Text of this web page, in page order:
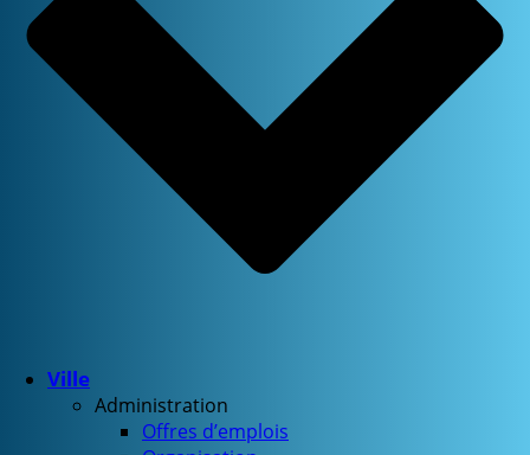
Ville
Administration
Offres d’emplois